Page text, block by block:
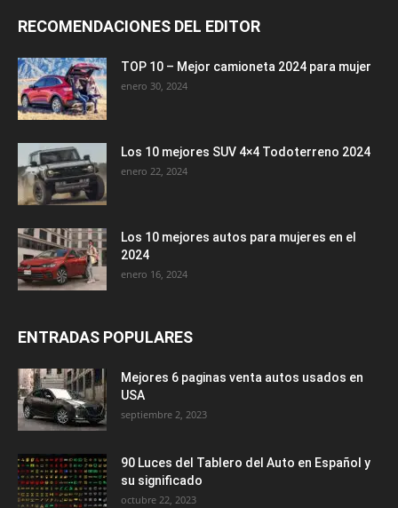
RECOMENDACIONES DEL EDITOR
TOP 10 – Mejor camioneta 2024 para mujer
enero 30, 2024
Los 10 mejores SUV 4×4 Todoterreno 2024
enero 22, 2024
Los 10 mejores autos para mujeres en el
2024
enero 16, 2024
ENTRADAS POPULARES
Mejores 6 paginas venta autos usados en
USA
septiembre 2, 2023
90 Luces del Tablero del Auto en Español y
su significado
octubre 22, 2023